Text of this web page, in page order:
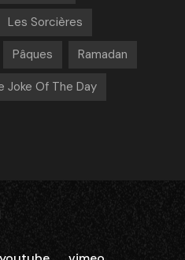
Les Sorcières
Pâques Ramadan
Joke Of The Day